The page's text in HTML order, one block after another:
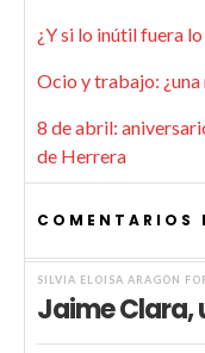
¿Y si lo inútil fuera
Ocio y trabajo:
8 de abril:
de Herrera
COMENTARIOS
SILVIA ELOISA ARAGÓN
Jaime Clara,